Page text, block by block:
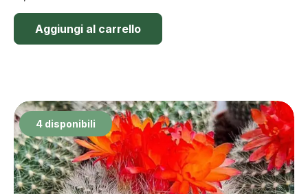
Aggiungi al carrello
4 disponibili